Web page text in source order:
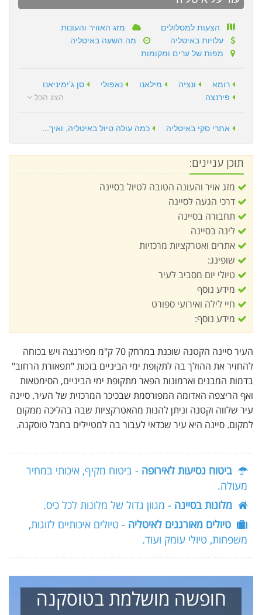
הצעות למסלולים
מזג האוויר והעונות
עלויות באיטליה
מה השעה באיטליה
מפות של ערים ומקומות
רומא ונציה מילאנו נאפולי
סן ג'ימיניאנו
פירנצה
הצג הכל
אתרי סקי באיטליה כמה עולה טיול באיטליה, ואיך...
תוכן עניינים:
מזג אויר והעונה הטובה לטיול בסיינה
דרכי הגעה לסיינה
תחבורה בסיינה
לינה בסיינה
אתרים ואטרקציות מרכזיות
שופינג:
טיולי יום מסביב לעיר
מידע נוסף
חיי לילה ואירועי ספורט
מידע נוסף:
העיר סיינה הקטנה שוכנת במרחק 70 ק"מ מפירנצה ויש בכוחה
להחזיר את ההולך בה לתקופת ימי הביניים בזכות "תפאורת הרחוב"
בדמות המבנים וארמונות הפאר מתקופת ימי הביניים, הסימטאות
ואף הריצפה האדומה המפורסמת שבכיכר המרכזית של העיר. סיינה
עיר שלווה וקטנה וניתן להנות מהאטרקציות שבה בהליכה ממקום
למקום. סיינה היא עיר שכדאי לעבור בה למטיילים בחבל טוסקנה.
ביטוח נסיעות לאירופה - ביטוח מקיף, איכותי במחיר
מעולה.
מלונות בסיינה - מגוון גדול של מלונות לכל כיס.
טיולים מאורגנים לאיטליה - טיולים איכותיים לזוגות,
משפחות, טיולי עומק ועוד.
חופשה מושלמת בטוסקנה